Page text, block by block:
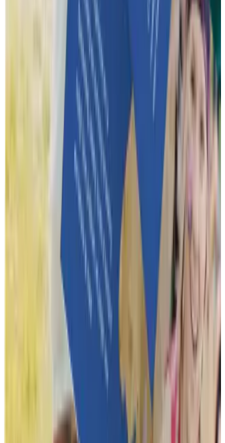
Notre mode de fonctionnement
Quel est le processus complet, de la demande à l'événement ?
Révisions
Vous n'êtes pas obligé de nous croire, mais nos clients, eux,